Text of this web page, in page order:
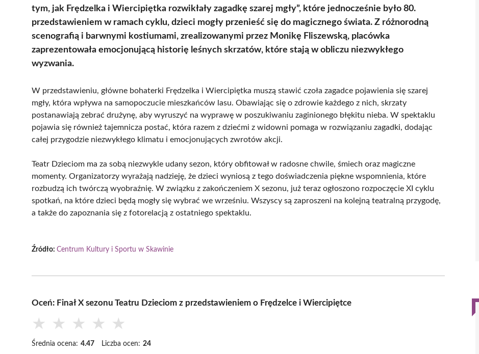
tym, jak Frędzelka i Wiercipiętka rozwikłały zagadkę szarej mgły”, które jednocześnie było 80.
przedstawieniem w ramach cyklu, dzieci mogły przenieść się do magicznego świata. Z różnorodną
scenografią i barwnymi kostiumami, zrealizowanymi przez Monikę Fliszewską, placówka
zaprezentowała emocjonującą historię leśnych skrzatów, które stają w obliczu niezwykłego
wyzwania.
W przedstawieniu, główne bohaterki Frędzelka i Wiercipiętka muszą stawić czoła zagadce pojawienia się szarej
mgły, która wpływa na samopoczucie mieszkańców lasu. Obawiając się o zdrowie każdego z nich, skrzaty
postanawiają zebrać drużynę, aby wyruszyć na wyprawę w poszukiwaniu zaginionego błękitu nieba. W spektaklu
pojawia się również tajemnicza postać, która razem z dziećmi z widowni pomaga w rozwiązaniu zagadki, dodając
całej przygodzie niezwykłego klimatu i emocjonujących zwrotów akcji.
Teatr Dzieciom ma za sobą niezwykle udany sezon, który obfitował w radosne chwile, śmiech oraz magiczne
momenty. Organizatorzy wyrażają nadzieję, że dzieci wyniosą z tego doświadczenia piękne wspomnienia, które
rozbudzą ich twórczą wyobraźnię. W związku z zakończeniem X sezonu, już teraz ogłoszono rozpoczęcie XI cyklu
spotkań, na które dzieci będą mogły się wybrać we wrześniu. Wszyscy są zaproszeni na kolejną teatralną przygodę,
a także do zapoznania się z fotorelacją z ostatniego spektaklu.
Źródło: Centrum Kultury i Sportu w Skawinie
Oceń: Finał X sezonu Teatru Dzieciom z przedstawieniem o Frędzelce i Wiercipiętce
★ ★ ★ ★ ★
Średnia ocena: 4.47 Liczba ocen: 24